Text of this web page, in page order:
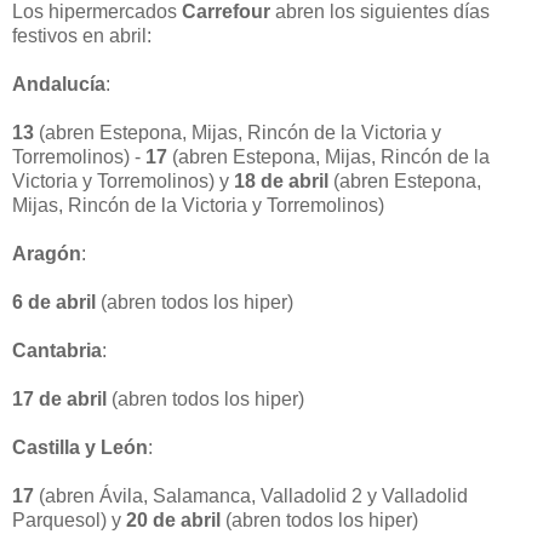
Los hipermercados Carrefour abren los siguientes días
festivos en abril:
Andalucía:
13 (abren Estepona, Mijas, Rincón de la Victoria y
Torremolinos) - 17 (abren Estepona, Mijas, Rincón de la
Victoria y Torremolinos) y 18 de abril (abren Estepona,
Mijas, Rincón de la Victoria y Torremolinos)
Aragón:
6 de abril (abren todos los hiper)
Cantabria:
17 de abril (abren todos los hiper)
Castilla y León:
17 (abren Ávila, Salamanca, Valladolid 2 y Valladolid
Parquesol) y 20 de abril (abren todos los hiper)